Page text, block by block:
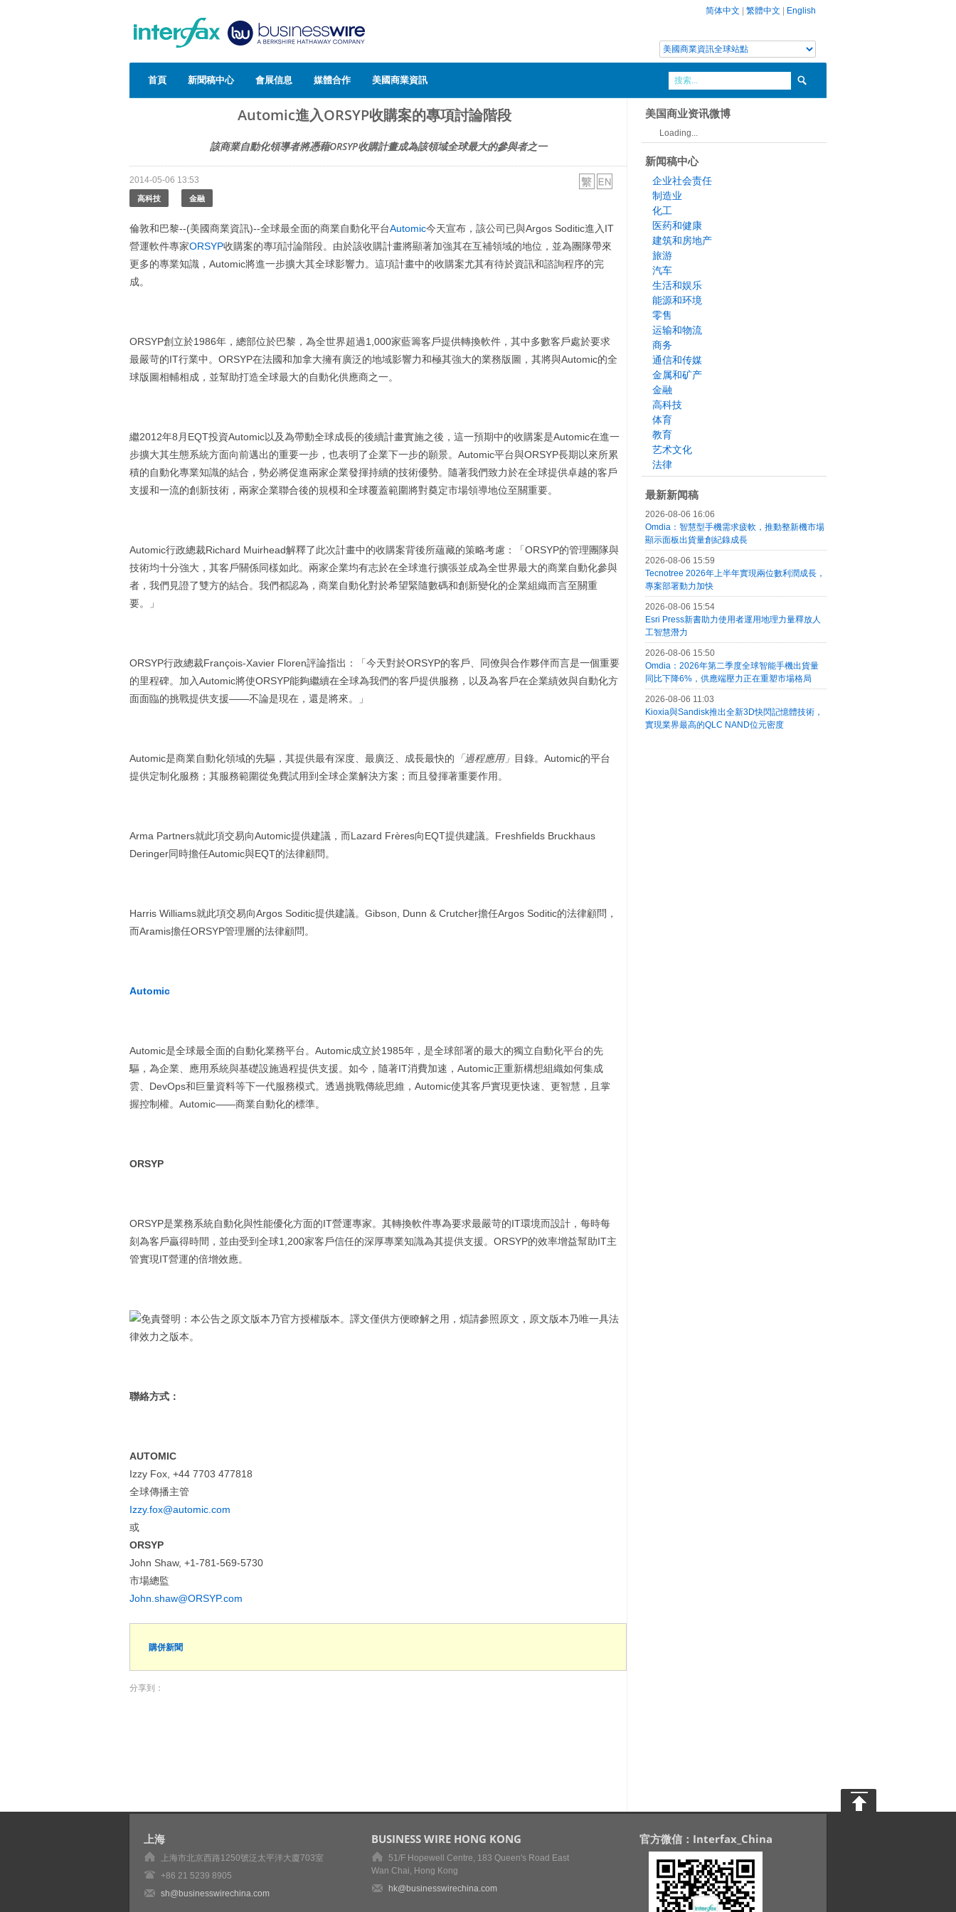
简体中文 繁體中文 English
首頁 新聞稿中心 會展信息 媒體合作 美國商業資訊
Automic進入ORSYP收購案的專項討論階段
該商業自動化領導者將憑藉ORSYP收購計畫成為該領域全球最大的參與者之一
2014-05-06 13:53
高科技 金融
倫敦和巴黎--(美國商業資訊)--全球最全面的商業自動化平台Automic今天宣布，該公司已與Argos Soditic進入IT
營運軟件專家ORSYP收購案的專項討論階段。由於該收購計畫將顯著加強其在互補領域的地位，並為團隊帶來
更多的專業知識，Automic將進一步擴大其全球影響力。這項計畫中的收購案尤其有待於資訊和諮詢程序的完
成。
ORSYP創立於1986年，總部位於巴黎，為全世界超過1,000家藍籌客戶提供轉換軟件，其中多數客戶處於要求
最嚴苛的IT行業中。ORSYP在法國和加拿大擁有廣泛的地域影響力和極其強大的業務版圖，其將與Automic的全
球版圖相輔相成，並幫助打造全球最大的自動化供應商之一。
繼2012年8月EQT投資Automic以及為帶動全球成長的後續計畫實施之後，這一預期中的收購案是Automic在進一
步擴大其生態系統方面向前邁出的重要一步，也表明了企業下一步的願景。Automic平台與ORSYP長期以來所累
積的自動化專業知識的結合，勢必將促進兩家企業發揮持續的技術優勢。隨著我們致力於在全球提供卓越的客戶
支援和一流的創新技術，兩家企業聯合後的規模和全球覆蓋範圍將對奠定市場領導地位至關重要。
Automic行政總裁Richard Muirhead解釋了此次計畫中的收購案背後所蘊藏的策略考慮：「ORSYP的管理團隊與
技術均十分強大，其客戶關係同樣如此。兩家企業均有志於在全球進行擴張並成為全世界最大的商業自動化參與
者，我們見證了雙方的結合。我們都認為，商業自動化對於希望緊隨數碼和創新變化的企業組織而言至關重
要。」
ORSYP行政總裁François-Xavier Floren評論指出：「今天對於ORSYP的客戶、同僚與合作夥伴而言是一個重要
的里程碑。加入Automic將使ORSYP能夠繼續在全球為我們的客戶提供服務，以及為客戶在企業績效與自動化方
面面臨的挑戰提供支援——不論是現在，還是將來。」
Automic是商業自動化領域的先驅，其提供最有深度、最廣泛、成長最快的 「過程應用」 目錄。Automic的平台
提供定制化服務；其服務範圍從免費試用到全球企業解決方案；而且發揮著重要作用。
Arma Partners就此項交易向Automic提供建議，而Lazard Frères向EQT提供建議。Freshfields Bruckhaus
Deringer同時擔任Automic與EQT的法律顧問。
Harris Williams就此項交易向Argos Soditic提供建議。Gibson, Dunn & Crutcher擔任Argos Soditic的法律顧問，
而Aramis擔任ORSYP管理層的法律顧問。
Automic
Automic是全球最全面的自動化業務平台。Automic成立於1985年，是全球部署的最大的獨立自動化平台的先
驅，為企業、應用系統與基礎設施過程提供支援。如今，隨著IT消費加速，Automic正重新構想組織如何集成
雲、DevOps和巨量資料等下一代服務模式。透過挑戰傳統思維，Automic使其客戶實現更快速、更智慧，且掌
握控制權。Automic——商業自動化的標準。
ORSYP
ORSYP是業務系統自動化與性能優化方面的IT營運專家。其轉換軟件專為要求最嚴苛的IT環境而設計，每時每
刻為客戶贏得時間，並由受到全球1,200家客戶信任的深厚專業知識為其提供支援。ORSYP的效率增益幫助IT主
管實現IT營運的倍增效應。
免責聲明：本公告之原文版本乃官方授權版本。譯文僅供方便瞭解之用，煩請參照原文，原文版本乃唯一具法
律效力之版本。
聯絡方式：
AUTOMIC
Izzy Fox, +44 7703 477818
全球傳播主管
Izzy.fox@automic.com
或
ORSYP
John Shaw, +1-781-569-5730
市場總監
John.shaw@ORSYP.com
購併新聞
分享到：
美国商业资讯微博
Loading...
新闻稿中心
企业社会责任
制造业
化工
医药和健康
建筑和房地产
旅游
汽车
生活和娱乐
能源和环境
零售
运输和物流
商务
通信和传媒
金属和矿产
金融
高科技
体育
教育
艺术文化
法律
最新新闻稿
2026-08-06 16:06
Omdia：智慧型手機需求疲軟，推動整新機市場
顯示面板出貨量創紀錄成長
2026-08-06 15:59
Tecnotree 2026年上半年實現兩位數利潤成長，
專案部署動力加快
2026-08-06 15:54
Esri Press新書助力使用者運用地理力量釋放人
工智慧潛力
2026-08-06 15:50
Omdia：2026年第二季度全球智能手機出貨量
同比下降6%，供應端壓力正在重塑市場格局
2026-08-06 11:03
Kioxia與Sandisk推出全新3D快閃記憶體技術，
實現業界最高的QLC NAND位元密度
上海
上海市北京西路1250號泛太平洋大廈703室
+86 21 5239 8905
sh@businesswirechina.com
BUSINESS WIRE HONG KONG
51/F Hopewell Centre, 183 Queen's Road East
Wan Chai, Hong Kong
hk@businesswirechina.com
官方微信：Interfax_China